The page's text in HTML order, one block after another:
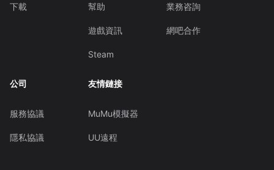
下載 幫助
遊戲資訊
Steam
業務咨詢
網吧合作
公司
服務協議
隱私協議
友情鏈接
MuMu模擬器
UU遠程